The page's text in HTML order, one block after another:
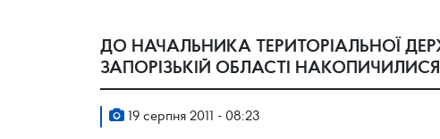
ДО НАЧАЛЬНИКА ТЕРИТОРІАЛЬНОЇ
ЗАПОРІЗЬКІЙ ОБЛАСТІ
19 серпня 2011 - 08:23